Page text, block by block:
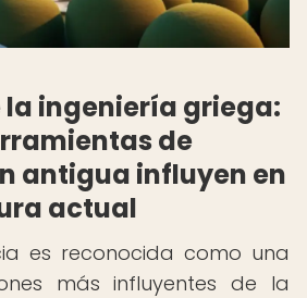
la ingeniería griega:
de
antigua influyen en
actual
es reconocida como una
más influyentes de la